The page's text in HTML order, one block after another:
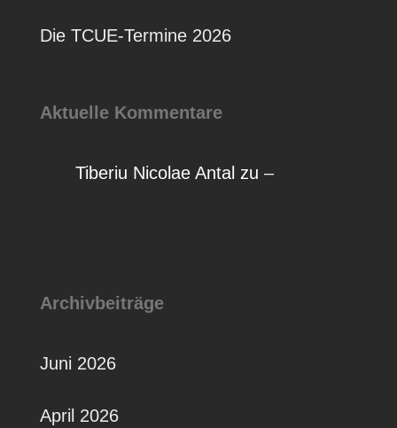
Die TCUE-Termine 2026
Aktuelle Kommentare
Tiberiu Nicolae Antal zu –
Archivbeiträge
Juni 2026
April 2026